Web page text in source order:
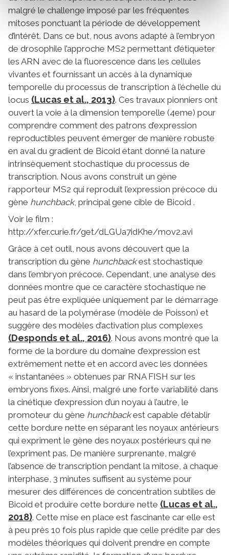
malgré le challenge imposé par les fréquentes
mitoses ponctuant la période de développement
d’intérêt. Dans ce but, nous avons adapté à l’embryon
de drosophile l’approche MS2 permettant d’étiqueter
les ARN avec de la fluorescence dans les cellules
vivantes et fournissant un accès à la dynamique
temporelle du processus de transcription à l’échelle du
locus (Lucas et al., 2013). Ces travaux pionniers ont
ouvert la voie à la dimension temporelle (4eme) pour
comprendre comment des patrons d’expression
reproductibles peuvent émerger de manière robuste
en aval du gradient de Bicoid étant donné la nature
intrinsèquement stochastique du processus de
transcription. Nous avons construit un gène
rapporteur MS2 qui reproduit l’expression précoce du
gène hunchback, principal gene cible de Bicoid .
Voir le film :
http://xfer.curie.fr/get/dLGUa7idKhe/mov2.avi
Grâce à cet outil, nous avons découvert que la
transcription du gène hunchbackest stochastique
dans l’embryon précoce. Cependant, une analyse des
données montre que ce caractère stochastique ne
peut pas être expliquée uniquement par le démarrage
au hasard de la polymérase (modèle de Poisson) et
suggère des modèles d’activation plus complexes
(Desponds et al., 2016). Nous avons montré que la
forme de la bordure du domaine d’expression est
extrêmement nette et en accord avec les données
« instantanées » obtenues par RNA FISH sur les
embryons fixes. Ainsi, malgré une forte variabilité dans
la cinétique d’expression d’un noyau à l’autre, le
promoteur du gène hunchbackest capable d’établir
cette bordure nette en séparant les noyaux antérieurs
qui expriment le gène des noyaux postérieurs qui ne
l’expriment pas. De manière surprenante, malgré
l’absence de transcription pendant la mitose, à chaque
interphase, 3 minutes suffisent au système pour
mesurer des différences de concentration subtiles de
Bicoid et produire cette bordure nette (Lucas et al.,
2018). Cette mise en place est fascinante car elle est
à peu près 10 fois plus rapide que celle prédite par des
modèles théoriques qui doivent prendre en compte